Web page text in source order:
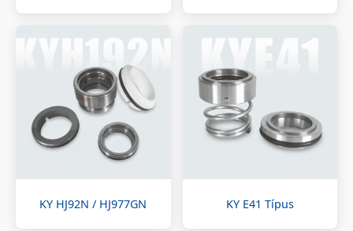
KY HJ92N / HJ977GN KY E41 Típus